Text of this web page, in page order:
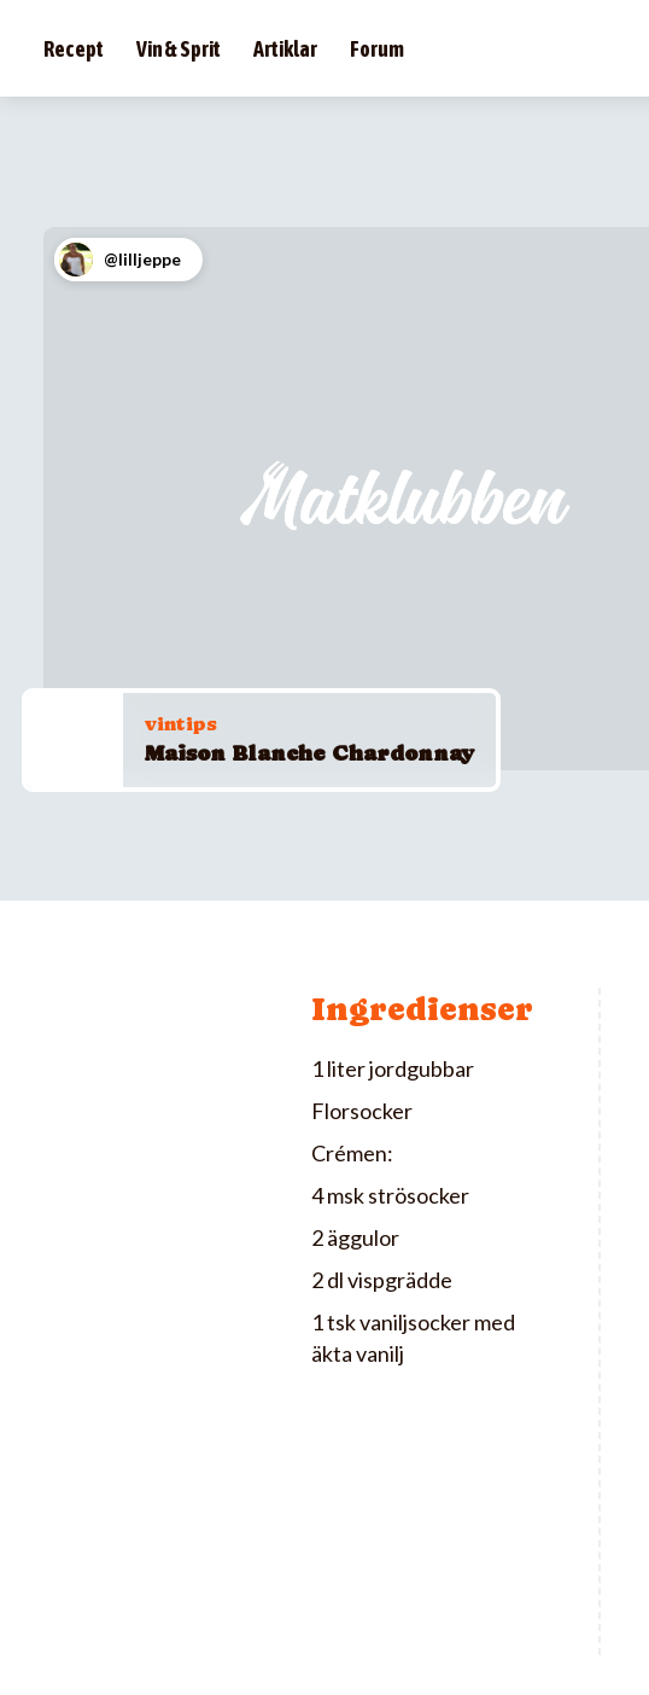
Recept Vin & Sprit Artiklar Forum
@lilljeppe
vintips
Maison Blanche Chardonnay
Ingredienser
1 liter jordgubbar
Florsocker
Crémen:
4 msk strösocker
2 äggulor
2 dl vispgrädde
1 tsk vaniljsocker med
äkta vanilj